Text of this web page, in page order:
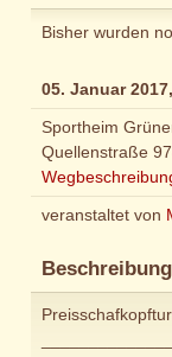
Bisher wurden
05. Januar
Sportheim
Quellenstraße
veranstaltet von
Beschreibung